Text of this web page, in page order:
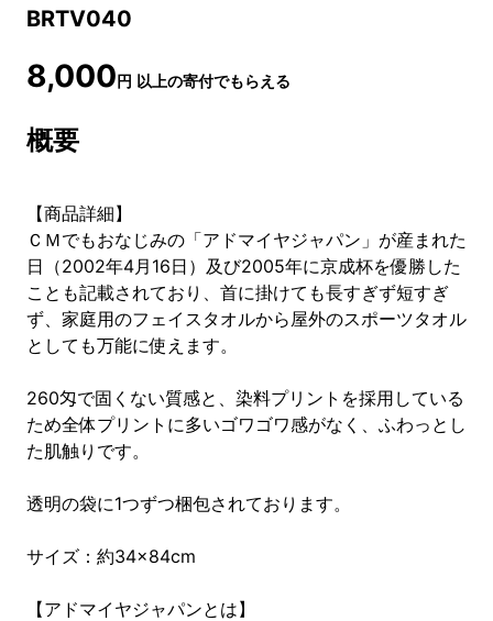
BRTV040
8,000円 以上の寄付でもらえる
概要
【商品詳細】
ＣＭでもおなじみの「アドマイヤジャパン」が産まれた
日（2002年4月16日）及び2005年に京成杯を優勝した
ことも記載されており、首に掛けても長すぎず短すぎ
ず、家庭用のフェイスタオルから屋外のスポーツタオル
としても万能に使えます。
260匁で固くない質感と、染料プリントを採用している
ため全体プリントに多いゴワゴワ感がなく、ふわっとし
た肌触りです。
透明の袋に1つずつ梱包されております。
サイズ：約34×84cm
【アドマイヤジャパンとは】